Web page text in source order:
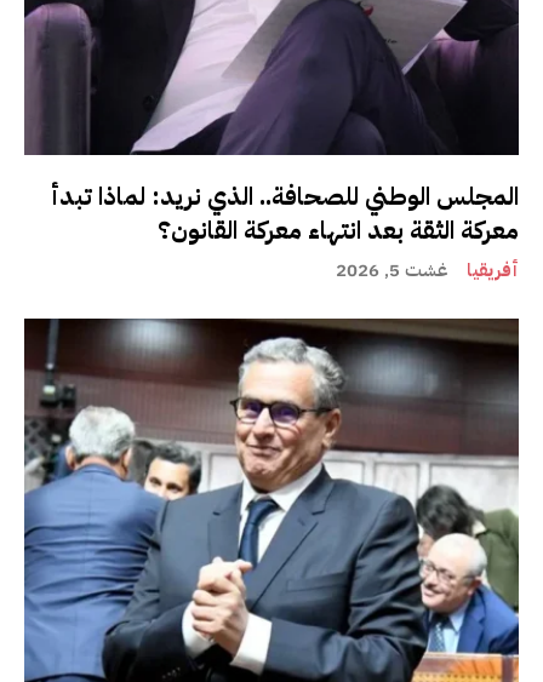
المجلس الوطني للصحافة.. الذي نريد: لماذا تبدأ
معركة الثقة بعد انتهاء معركة القانون؟
أفريقيا غشت 5, 2026